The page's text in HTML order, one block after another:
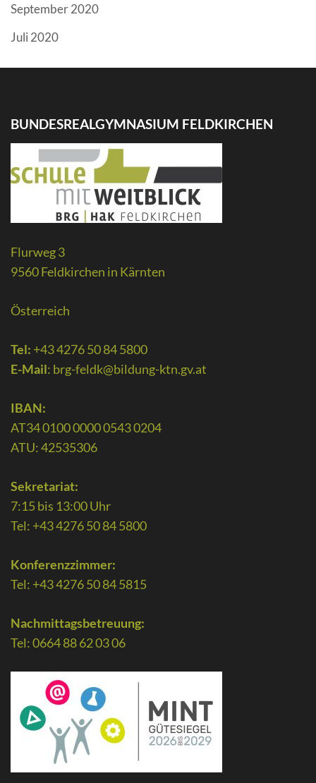
September 2020
Juli 2020
BUNDESREALGYMNASIUM FELDKIRCHEN
Flurweg 3
9560 Feldkirchen in Kärnten
Österreich
Tel: +43 4276 50 84 5800
E-Mail: brg-feldk@bildung-ktn.gv.at
IBAN:
AT34 0100 0000 0543 0204
ATU: 42535306
Sekretariat:
7:15 bis 13:00 Uhr
Tel: +43 4276 50 84 5800
Konferenzzimmer:
Tel: +43 4276 50 84 5815
Nachmittagsbetreuung:
Tel: 0664 88 62 03 06